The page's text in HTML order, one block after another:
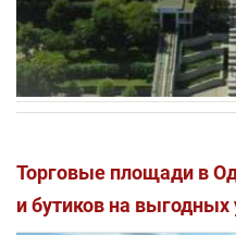
Торговые площади в
и бутиков на выгодных